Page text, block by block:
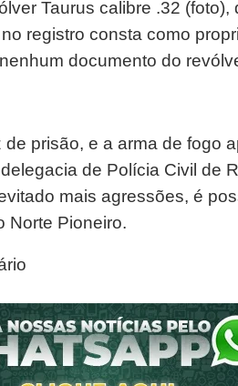
Taurus calibre .32
registro consta como
documento do
de prisão, e a arma de fogo
de Polícia Civil de
mais agressões, é
Norte Pioneiro.